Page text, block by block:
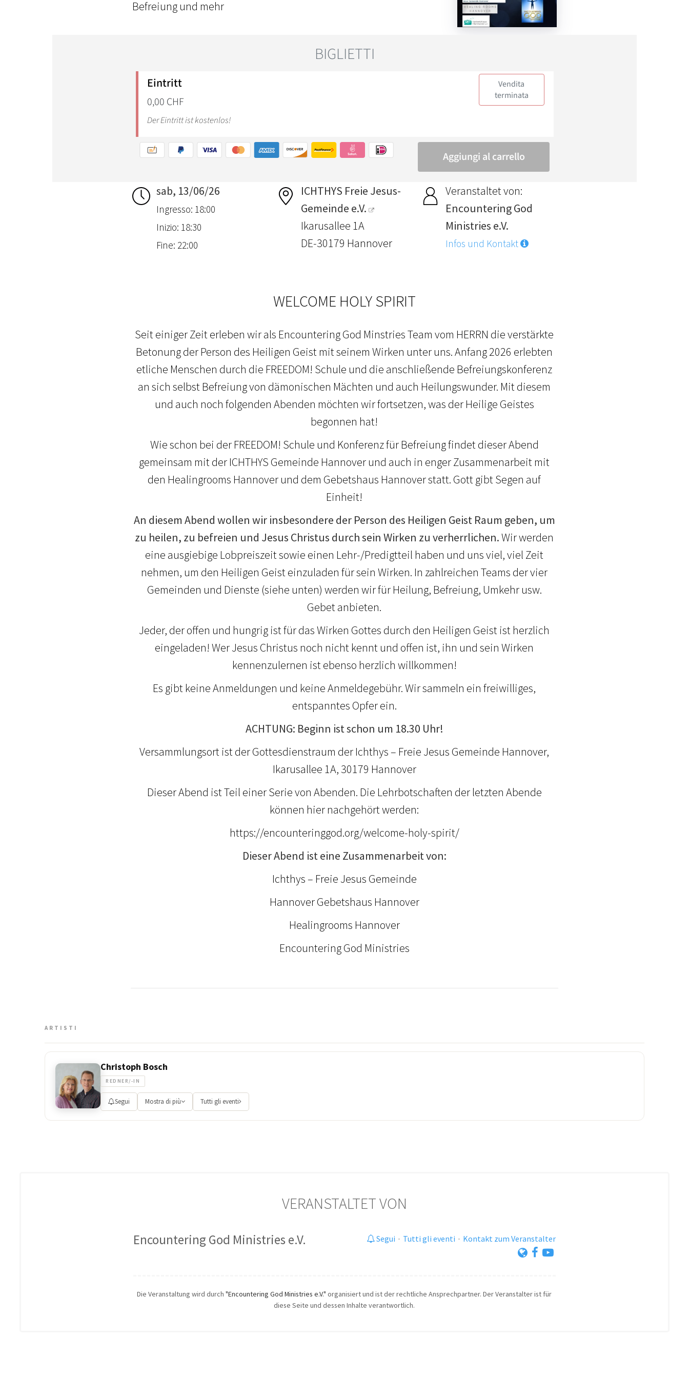
Befreiung und mehr
sab, 13/06/26
Ingresso: 18:00
Inizio: 18:30
Fine: 22:00
ICHTHYS Freie Jesus-
Gemeinde e.V.
Ikarusallee 1A
DE-30179 Hannover
Veranstaltet von:
Encountering God
Ministries e.V.
Infos und Kontakt
WELCOME HOLY SPIRIT
Seit einiger Zeit erleben wir als Encountering God Minstries Team vom HERRN die verstärkte
Betonung der Person des Heiligen Geist mit seinem Wirken unter uns. Anfang 2026 erlebten
etliche Menschen durch die FREEDOM! Schule und die anschließende Befreiungskonferenz
an sich selbst Befreiung von dämonischen Mächten und auch Heilungswunder. Mit diesem
und auch noch folgenden Abenden möchten wir fortsetzen, was der Heilige Geistes
begonnen hat!
Wie schon bei der FREEDOM! Schule und Konferenz für Befreiung findet dieser Abend
gemeinsam mit der ICHTHYS Gemeinde Hannover und auch in enger Zusammenarbeit mit
den Healingrooms Hannover und dem Gebetshaus Hannover statt. Gott gibt Segen auf
Einheit!
An diesem Abend wollen wir insbesondere der Person des Heiligen Geist Raum geben, um
zu heilen, zu befreien und Jesus Christus durch sein Wirken zu verherrlichen.Wir werden
eine ausgiebige Lobpreiszeit sowie einen Lehr-/Predigtteil haben und uns viel, viel Zeit
nehmen, um den Heiligen Geist einzuladen für sein Wirken. In zahlreichen Teams der vier
Gemeinden und Dienste (siehe unten) werden wir für Heilung, Befreiung, Umkehr usw.
Gebet anbieten.
Jeder, der offen und hungrig ist für das Wirken Gottes durch den Heiligen Geist ist herzlich
eingeladen! Wer Jesus Christus noch nicht kennt und offen ist, ihn und sein Wirken
kennenzulernen ist ebenso herzlich willkommen!
Es gibt keine Anmeldungen und keine Anmeldegebühr. Wir sammeln ein freiwilliges,
entspanntes Opfer ein.
ACHTUNG: Beginn ist schon um 18.30 Uhr!
Versammlungsort ist der Gottesdienstraum der Ichthys – Freie Jesus Gemeinde Hannover,
Ikarusallee 1A, 30179 Hannover
Dieser Abend ist Teil einer Serie von Abenden. Die Lehrbotschaften der letzten Abende
können hier nachgehört werden:
https://encounteringgod.org/welcome-holy-spirit/
Dieser Abend ist eine Zusammenarbeit von:
Ichthys – Freie Jesus Gemeinde
Hannover Gebetshaus Hannover
Healingrooms Hannover
Encountering God Ministries
ARTISTI
Christoph Bosch
REDNER/-IN
Segui Mostra di più Tutti gli eventi
VERANSTALTET VON
Encountering God Ministries e.V. Segui · Tutti gli eventi · Kontakt zum Veranstalter
Die Veranstaltung wird durch"Encountering God Ministries e.V." organisiert und ist der rechtliche Ansprechpartner. Der Veranstalter ist für
diese Seite und dessen Inhalte verantwortlich.